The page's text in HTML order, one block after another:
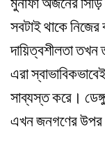
সবটাই থাকে
দায়িত্বশীলতা তখন
এরা
সাব্যস্ত করে।
এখন জনগণের উপর